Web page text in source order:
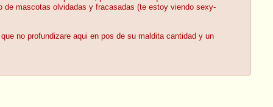
de mascotas olvidadas y fracasadas (te estoy viendo sexy-
no profundizare aqui en pos de su maldita cantidad y un